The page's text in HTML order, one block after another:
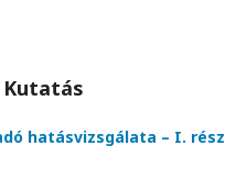
Kutatás
hatásvizsgálata – I. rész